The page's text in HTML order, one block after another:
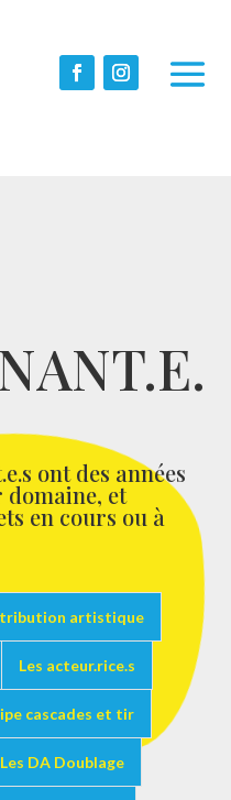
ont des années
domaine, et
en cours ou à
artistique
Les acteur.rice.s
cascades et tir
Les DA Doublage